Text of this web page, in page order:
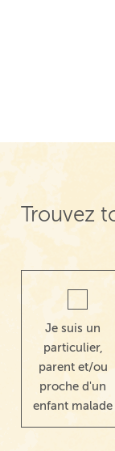
Trouvez
Je suis un
particulier,
parent et/ou
proche d'un
enfant malade